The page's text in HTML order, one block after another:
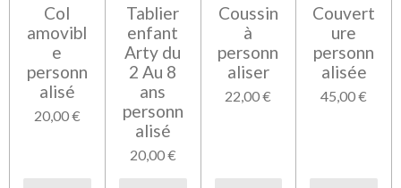
Col
amovibl
e
personn
alisé
20,00 €
Tablier
enfant
Arty du
2 Au 8
ans
personn
alisé
20,00 €
Coussin
à
personn
aliser
22,00 €
Couvert
ure
personn
alisée
45,00 €